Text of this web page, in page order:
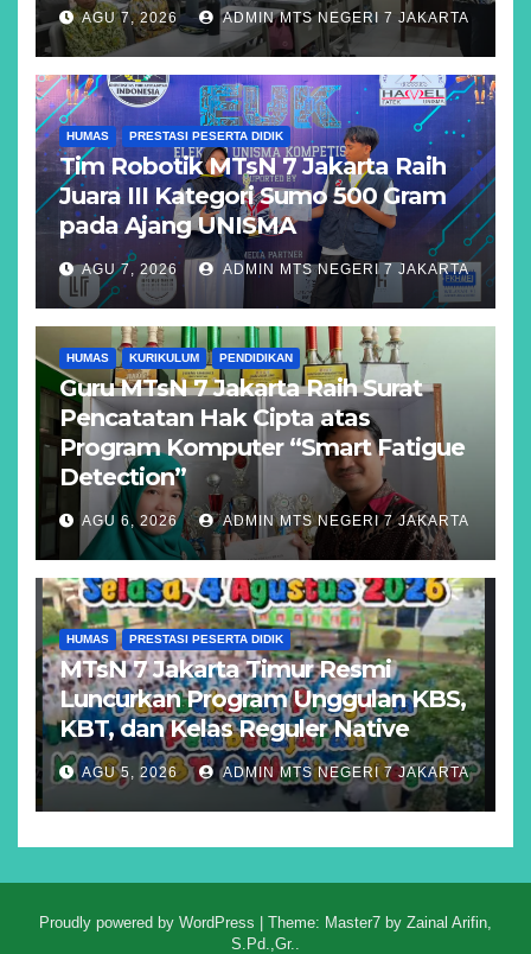
AGU 7, 2026 ADMIN MTS NEGERI 7 JAKARTA
HUMAS PRESTASI PESERTA DIDIK
Tim Robotik MTsN 7 Jakarta Raih
Juara III Kategori Sumo 500 Gram
pada Ajang UNISMA
AGU 7, 2026 ADMIN MTS NEGERI 7 JAKARTA
HUMAS KURIKULUM PENDIDIKAN
Guru MTsN 7 Jakarta Raih Surat
Pencatatan Hak Cipta atas
Program Komputer “Smart Fatigue
Detection”
AGU 6, 2026 ADMIN MTS NEGERI 7 JAKARTA
HUMAS PRESTASI PESERTA DIDIK
MTsN 7 Jakarta Timur Resmi
Luncurkan Program Unggulan KBS,
KBT, dan Kelas Reguler Native
AGU 5, 2026 ADMIN MTS NEGERI 7 JAKARTA
Proudly powered by WordPress Theme: Master7 by Zainal Arifin,
S.Pd.,Gr..